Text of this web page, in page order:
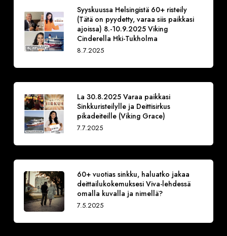
Syyskuussa Helsingistä 60+ risteily
(Tätä on pyydetty, varaa siis paikkasi
ajoissa) 8.-10.9.2025 Viking
Cinderella Hki-Tukholma
8.7.2025
La 30.8.2025 Varaa paikkasi
Sinkkuristeilylle ja Deittisirkus
pikadeiteille (Viking Grace)
7.7.2025
60+ vuotias sinkku, haluatko jakaa
deittailukokemuksesi Viva-lehdessä
omalla kuvalla ja nimellä?
7.5.2025